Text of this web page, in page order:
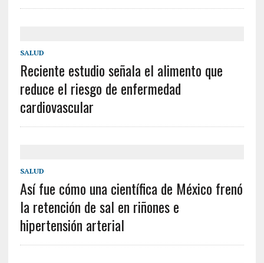
SALUD
Reciente estudio señala el alimento que
reduce el riesgo de enfermedad
cardiovascular
SALUD
Así fue cómo una científica de México frenó
la retención de sal en riñones e
hipertensión arterial